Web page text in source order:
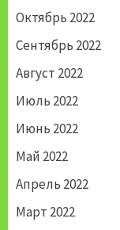
Октябрь 2022
Сентябрь 2022
Август 2022
Июль 2022
Июнь 2022
Май 2022
Апрель 2022
Март 2022